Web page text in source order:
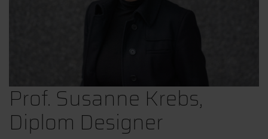
Prof. Susanne Krebs,
Diplom Designer